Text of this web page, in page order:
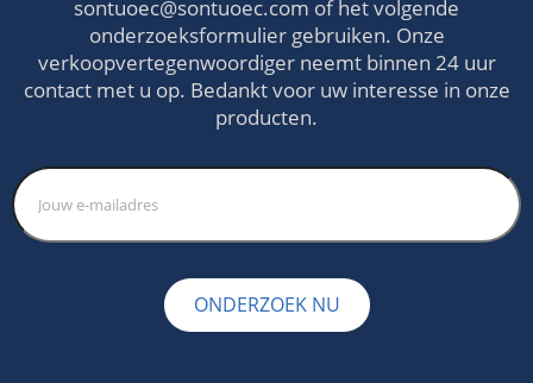
sontuoec@sontuoec.com of het volgende
onderzoeksformulier gebruiken. Onze
verkoopvertegenwoordiger neemt binnen 24 uur
contact met u op. Bedankt voor uw interesse in onze
producten.
ONDERZOEK NU